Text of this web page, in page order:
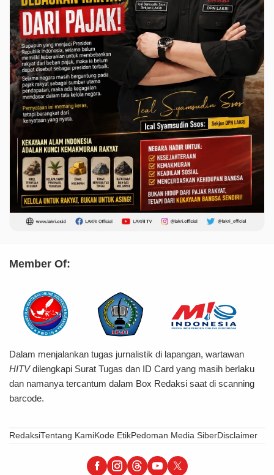
Member Of:
Dalam menjalankan tugas jurnalistik di lapangan, wartawan
HITVdilengkapi Surat Tugas dan ID Card yang masih berlaku
dan namanya tercantum dalam Box Redaksi saat di scanning
barcode.
RedaksiTentang KamiKode EtikPedoman Media SiberDisclaimer